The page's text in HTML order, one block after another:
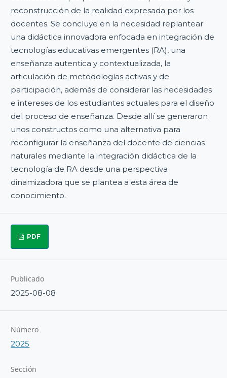
reconstrucción de la realidad expresada por los
docentes. Se concluye en la necesidad replantear
una didáctica innovadora enfocada en integración de
tecnologías educativas emergentes (RA), una
enseñanza autentica y contextualizada, la
articulación de metodologías activas y de
participación, además de considerar las necesidades
e intereses de los estudiantes actuales para el diseño
del proceso de enseñanza. Desde allí se generaron
unos constructos como una alternativa para
reconfigurar la enseñanza del docente de ciencias
naturales mediante la integración didáctica de la
tecnología de RA desde una perspectiva
dinamizadora que se plantea a esta área de
conocimiento.
PDF
Publicado
2025-08-08
Número
2025
Sección